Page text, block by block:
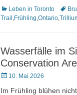
Kategorien
Leben in Toronto
Trail ,Frühling,Ontario,
Wasserfälle im
Conservation
Veröffentlicht
10. Mai 2026
Im Frühling blühen